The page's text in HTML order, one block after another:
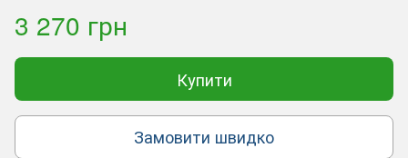
3 270 грн
Купити
Замовити швидко